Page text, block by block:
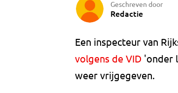
Geschreven door
Redactie
Een inspecteur van
volgens de VID 'onder
weer vrijgegeven.